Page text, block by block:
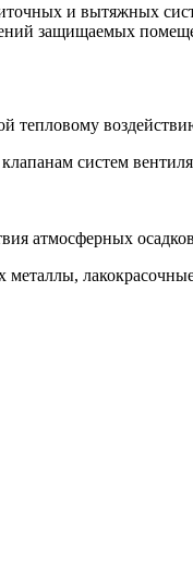
и вытяжных
защищаемых
тепловому
систем
атмосферных